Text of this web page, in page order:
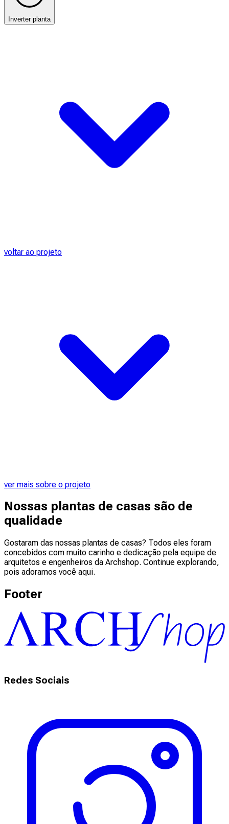
Inverter planta
voltar ao projeto
ver mais sobre o projeto
Nossas plantas de casas são de
qualidade
Gostaram das nossas plantas de casas? Todos eles foram
concebidos com muito carinho e dedicação pela equipe de
arquitetos e engenheiros da Archshop. Continue explorando,
pois adoramos você aqui.
Footer
Redes Sociais